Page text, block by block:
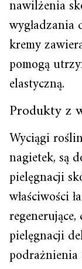
nawilżenia
wygładzania
kremy
pomogą
elastyczną.
Produkty z
Wyciągi
nagietek, są
pielęgnacji
właściwości
pielęgnacji
podrażnienia